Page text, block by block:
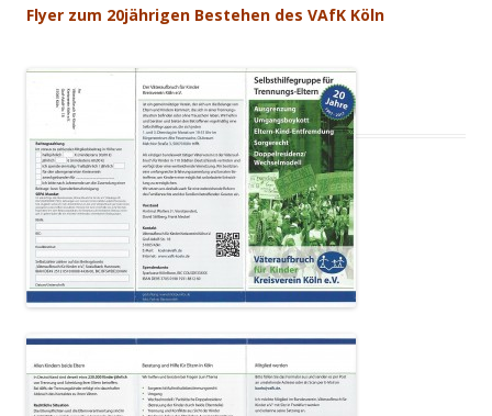
Flyer zum 20jährigen Bestehen des VAfK Köln